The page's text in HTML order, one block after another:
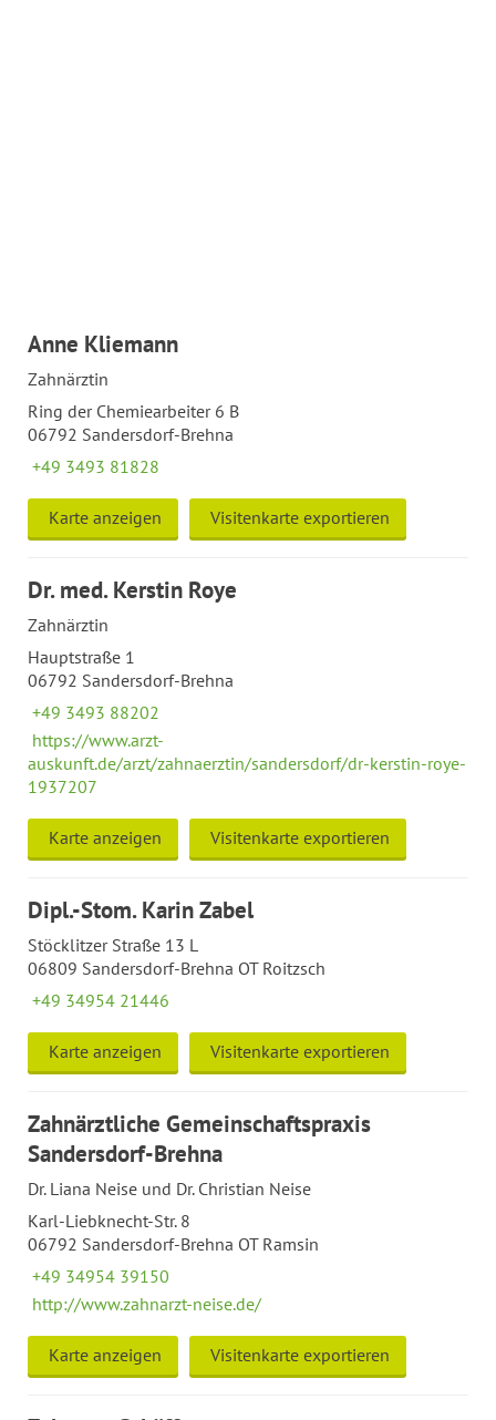
Anne Kliemann
Zahnärztin
Ring der Chemiearbeiter 6 B
06792 Sandersdorf-Brehna
+49 3493 81828
Karte anzeigen Visitenkarte exportieren
Dr. med. Kerstin Roye
Zahnärztin
Hauptstraße 1
06792 Sandersdorf-Brehna
+49 3493 88202
https://www.arzt-
auskunft.de/arzt/zahnaerztin/sandersdorf/dr-kerstin-roye-
1937207
Karte anzeigen Visitenkarte exportieren
Dipl.-Stom. Karin Zabel
Stöcklitzer Straße 13 L
06809 Sandersdorf-Brehna OT Roitzsch
+49 34954 21446
Karte anzeigen Visitenkarte exportieren
Zahnärztliche Gemeinschaftspraxis
Sandersdorf-Brehna
Dr. Liana Neise und Dr. Christian Neise
Karl-Liebknecht-Str. 8
06792 Sandersdorf-Brehna OT Ramsin
+49 34954 39150
http://www.zahnarzt-neise.de/
Karte anzeigen Visitenkarte exportieren